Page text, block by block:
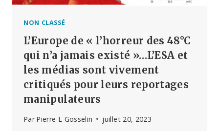
NON CLASSÉ
L’Europe de « l’horreur des 48°C
qui n’a jamais existé »…L’ESA et
les médias sont vivement
critiqués pour leurs reportages
manipulateurs
Par Pierre L Gosselin juillet 20, 2023